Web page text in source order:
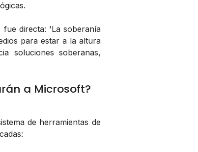
fue directa: 'La soberanía
para estar a la altura
soluciones soberanas,
a Microsoft?
de herramientas de